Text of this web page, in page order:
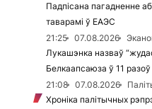
Падпісана пагадненне
таварамі ў ЕАЭС
21:25
07.08.2026
Лукашэнка назваў
Белкаапсаюза ў 11 разоў
21:08
07.08.2026
Хроніка палітычных